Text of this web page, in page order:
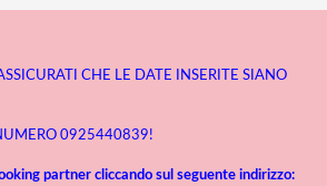
CHE LE DATE INSERITE SIANO
0925440839!
partner cliccando sul seguente indirizzo: